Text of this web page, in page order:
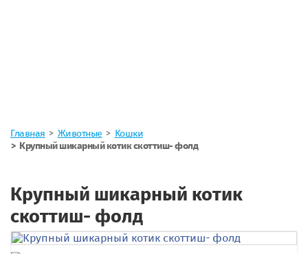
Главная Животные
Кошки
Крупный шикарный котик скоттиш- фолд
Крупный шикарный котик
скоттиш- фолд